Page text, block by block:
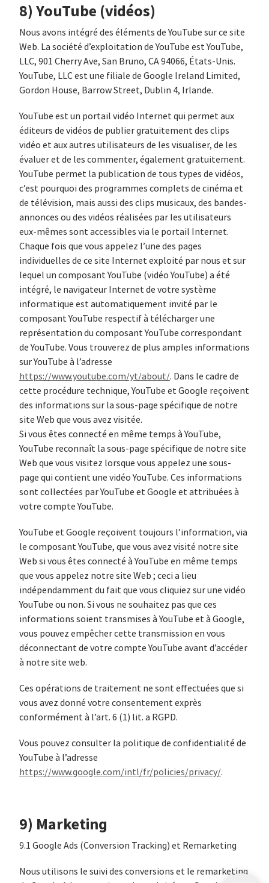
8) YouTube (vidéos)
Nous avons intégré des éléments de YouTube sur ce site
Web. La société d’exploitation de YouTube est YouTube,
LLC, 901 Cherry Ave, San Bruno, CA 94066, États-Unis.
YouTube, LLC est une filiale de Google Ireland Limited,
Gordon House, Barrow Street, Dublin 4, Irlande.
YouTube est un portail vidéo Internet qui permet aux
éditeurs de vidéos de publier gratuitement des clips
vidéo et aux autres utilisateurs de les visualiser, de les
évaluer et de les commenter, également gratuitement.
YouTube permet la publication de tous types de vidéos,
c’est pourquoi des programmes complets de cinéma et
de télévision, mais aussi des clips musicaux, des bandes-
annonces ou des vidéos réalisées par les utilisateurs
eux-mêmes sont accessibles via le portail Internet.
Chaque fois que vous appelez l’une des pages
individuelles de ce site Internet exploité par nous et sur
lequel un composant YouTube (vidéo YouTube) a été
intégré, le navigateur Internet de votre système
informatique est automatiquement invité par le
composant YouTube respectif à télécharger une
représentation du composant YouTube correspondant
de YouTube. Vous trouverez de plus amples informations
sur YouTube à l’adresse
https://www.youtube.com/yt/about/. Dans le cadre de
cette procédure technique, YouTube et Google reçoivent
des informations sur la sous-page spécifique de notre
site Web que vous avez visitée.
Si vous êtes connecté en même temps à YouTube,
YouTube reconnaît la sous-page spécifique de notre site
Web que vous visitez lorsque vous appelez une sous-
page qui contient une vidéo YouTube. Ces informations
sont collectées par YouTube et Google et attribuées à
votre compte YouTube.
YouTube et Google reçoivent toujours l’information, via
le composant YouTube, que vous avez visité notre site
Web si vous êtes connecté à YouTube en même temps
que vous appelez notre site Web ; ceci a lieu
indépendamment du fait que vous cliquiez sur une vidéo
YouTube ou non. Si vous ne souhaitez pas que ces
informations soient transmises à YouTube et à Google,
vous pouvez empêcher cette transmission en vous
déconnectant de votre compte YouTube avant d’accéder
à notre site web.
Ces opérations de traitement ne sont effectuées que si
vous avez donné votre consentement exprès
conformément à l’art. 6 (1) lit. a RGPD.
Vous pouvez consulter la politique de confidentialité de
YouTube à l’adresse
https://www.google.com/intl/fr/policies/privacy/.
9) Marketing
9.1 Google Ads (Conversion Tracking) et Remarketing
Nous utilisons le suivi des conversions et le remarketing